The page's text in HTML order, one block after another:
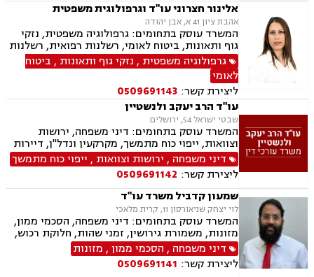
אלינור חצרוני עו"ד וגרפולוגית משפטית
אהבת ציון 41 א, אבן יהודה
המשרד עוסק בתחומים: גרפולוגיה משפטית, נזקי
גוף ותאונות, ביטוח לאומי, רשלנות רפואית, רשלנות
רפואית שיניים, תאונות דרכים, תאונות עבודה,
תאונות תלמידים, נזקי גוף, אובדן כושר עבודה,
תאונות אישיות, תאונות עקב רשלנות, בריאות
הנפש, נפגעי עבירה
גרפולוגיה משפטית , נזקי גוף ותאונות , ביטוח
לאומי
ליצירת קשר: 0509691143
עו"ד הרב יעקב ולנשטיין
שבטי ישראל 54, ירושלים
המשרד עוסק בתחומים: דיני משפחה, ירושות
וצוואות, ייפוי כוח מתמשך, מקרקעין ונדל"ן, דיירות
מוגנת, עסקאות מכר דירה
דיני משפחה , ירושות וצוואות , ייפוי כוח מתמשך
ליצירת קשר: 0509691142
שמעון קדביל משרד עו"ד
לוי יצחק שניאורסון 11, קרית מלאכי
המשרד עוסק בתחומים: דיני משפחה, הסכמי ממון,
מזונות, משמורת גירושין, זמני שהות, חלוקת רכוש,
מעמד אישי, ניכור הורי, העברת בין דורית, ירושות
וצוואות, ייפוי כוח מתמשך, דיני חוזים, נדל"ן
ומקרקעין, עסקאות מכר דירה, פינוי מושכר
דיני משפחה , הסכמי ממון, מזונות
ליצירת קשר: 0509691141